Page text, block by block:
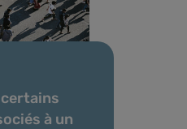
certains
à un